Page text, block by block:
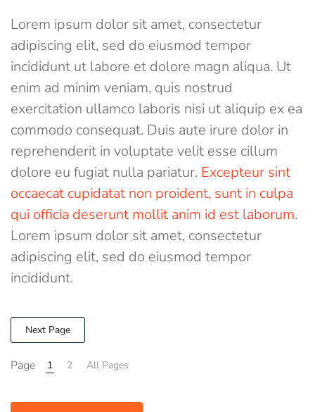
Lorem ipsum dolor sit amet, consectetur
adipiscing elit, sed do eiusmod tempor
incididunt ut labore et dolore magn aliqua. Ut
enim ad minim veniam, quis nostrud
exercitation ullamco laboris nisi ut aliquip ex ea
commodo consequat. Duis aute irure dolor in
reprehenderit in voluptate velit esse cillum
dolore eu fugiat nulla pariatur. Excepteur sint
occaecat cupidatat non proident, sunt in culpa
qui officia deserunt mollit anim id est laborum.
Lorem ipsum dolor sit amet, consectetur
adipiscing elit, sed do eiusmod tempor
incididunt.
Next Page
Page 1 2 All Pages